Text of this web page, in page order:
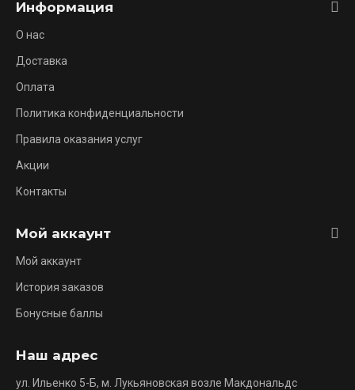
Информация
О нас
Доставка
Оплата
Политика конфиденциальности
Правила оказания услуг
Акции
Контакты
Мой аккаунт
Мой аккаунт
История заказов
Бонусные баллы
Наш адрес
ул. Ильенко 5-Б, м. Лукьяновская возле Макдональдс